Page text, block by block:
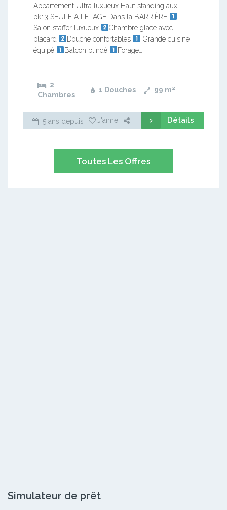
Appartement Ultra luxueux Haut standing aux
pk13 SEULE A LETAGE Dans la BARRIÈRE
Salon staffer luxueux
Chambre glacé avec
placard
Douche confortables
Grande cuisine
équipé
Balcon blindé Forage…
2
Chambres
1 Douches 99 m²
5 ans depuis J'aime Détails
Toutes Les Offres
Simulateur de prêt